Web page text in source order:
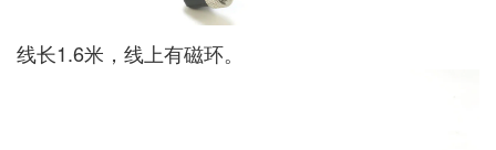
线长1.6米，线上有磁环。